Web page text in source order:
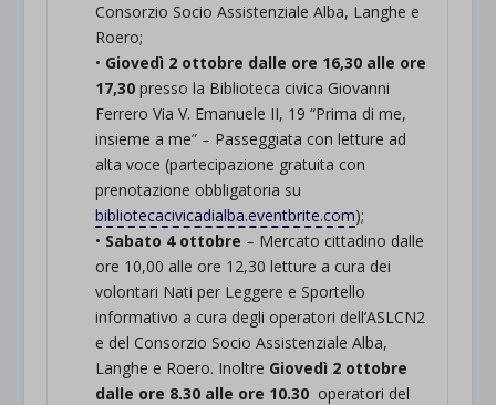
Consorzio Socio Assistenziale Alba, Langhe e
Roero;
• Giovedì 2 ottobre dalle ore 16,30 alle ore
17,30 presso la Biblioteca civica Giovanni
Ferrero Via V. Emanuele II, 19 “Prima di me,
insieme a me” – Passeggiata con letture ad
alta voce (partecipazione gratuita con
prenotazione obbligatoria su
bibliotecacivicadialba.eventbrite.com);
• Sabato 4 ottobre – Mercato cittadino dalle
ore 10,00 alle ore 12,30 letture a cura dei
volontari Nati per Leggere e Sportello
informativo a cura degli operatori dell’ASLCN2
e del Consorzio Socio Assistenziale Alba,
Langhe e Roero. Inoltre Giovedì 2 ottobre
dalle ore 8.30 alle ore 10.30 operatori del